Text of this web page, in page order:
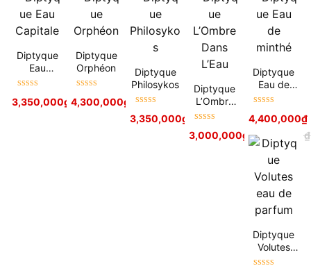
Diptyque
Eau
Capitale
hạng5sao 3,650,000
3,350,000₫
Diptyque
Orphéon
hạng5sao 4,600,000
4,300,000₫
Diptyque
Philosykos
hạng5sao 3,400,000 ₫
3,350,000₫
Diptyque
L’Ombre
Dans L’Eau
hạng5sao 3,450,000₫
3,000,000₫
Diptyque
Eau de
minthé
hạng5sao
4,400,000₫
Diptyque
Volutes
eau de